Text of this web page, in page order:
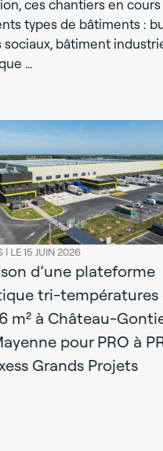
ces chantiers en
types de bâtiments :
sociaux, bâtiment
…
| LE 15 JUIN 2026
d’une plateforme
tri-températures
m² à Château-
pour PRO à
Grands Projets